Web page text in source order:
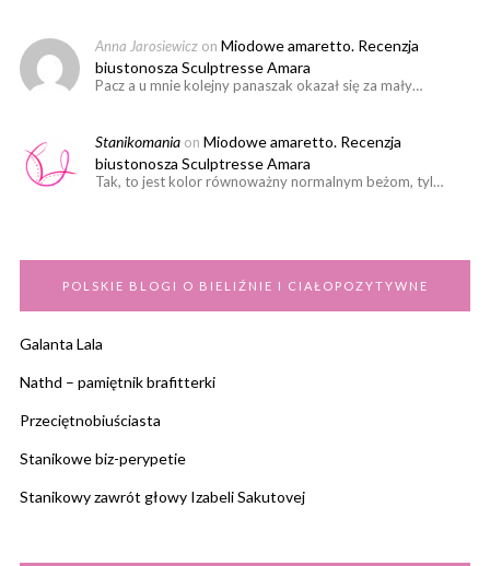
Anna Jarosiewicz on Miodowe amaretto. Recenzja
biustonosza Sculptresse Amara
Pacz a u mnie kolejny panaszak okazał się za mały…
Stanikomania on Miodowe amaretto. Recenzja
biustonosza Sculptresse Amara
Tak, to jest kolor równoważny normalnym beżom, tyl…
POLSKIE BLOGI O BIELIŹNIE I CIAŁOPOZYTYWNE
Galanta Lala
Nathd – pamiętnik brafitterki
Przeciętnobiuściasta
Stanikowe biz-perypetie
Stanikowy zawrót głowy Izabeli Sakutovej